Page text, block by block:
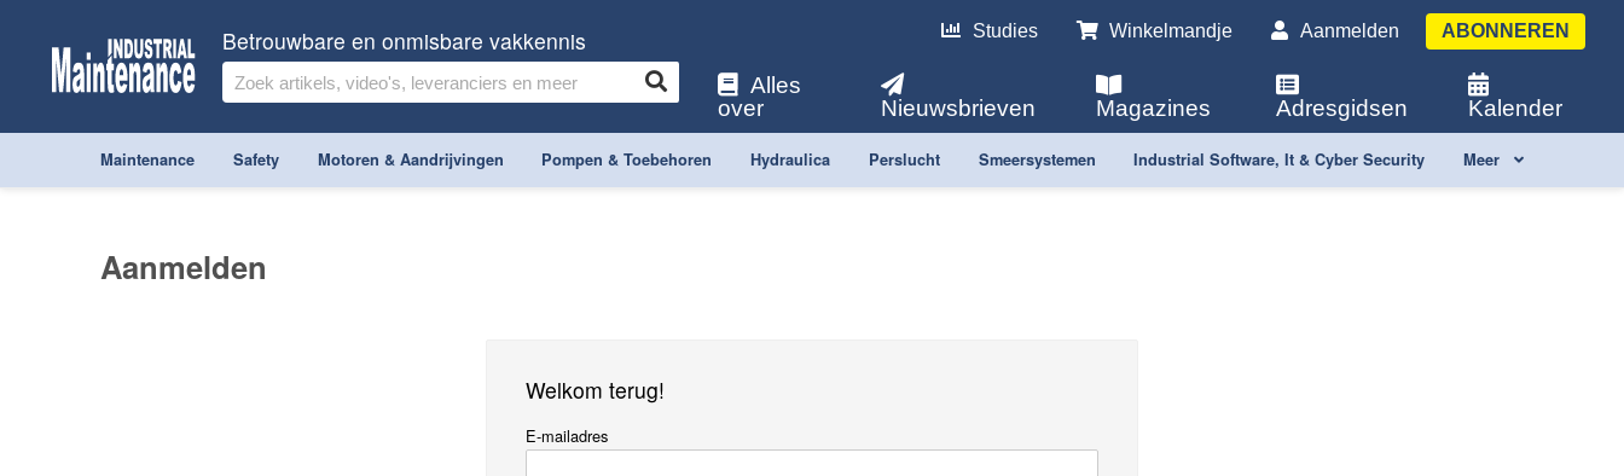
Betrouwbare en onmisbare vakkennis Studies Winkelmandje Aanmelden ABONNEREN
Alles
over
Nieuwsbrieven Magazines Adresgidsen Kalender
Maintenance Safety Motoren & Aandrijvingen Pompen & Toebehoren Hydraulica Perslucht Smeersystemen Industrial Software, It & Cyber Security Meer
Aanmelden
Welkom terug!
E-mailadres